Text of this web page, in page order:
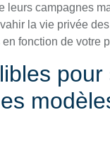
campagnes
la vie privée
fonction de votre
pour